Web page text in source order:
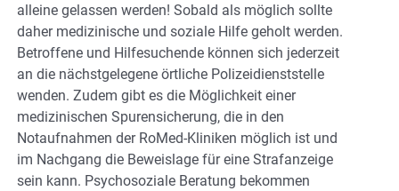
alleine gelassen werden! Sobald als möglich sollte
daher medizinische und soziale Hilfe geholt werden.
Betroffene und Hilfesuchende können sich jederzeit
an die nächstgelegene örtliche Polizeidienststelle
wenden. Zudem gibt es die Möglichkeit einer
medizinischen Spurensicherung, die in den
Notaufnahmen der RoMed-Kliniken möglich ist und
im Nachgang die Beweislage für eine Strafanzeige
sein kann. Psychosoziale Beratung bekommen